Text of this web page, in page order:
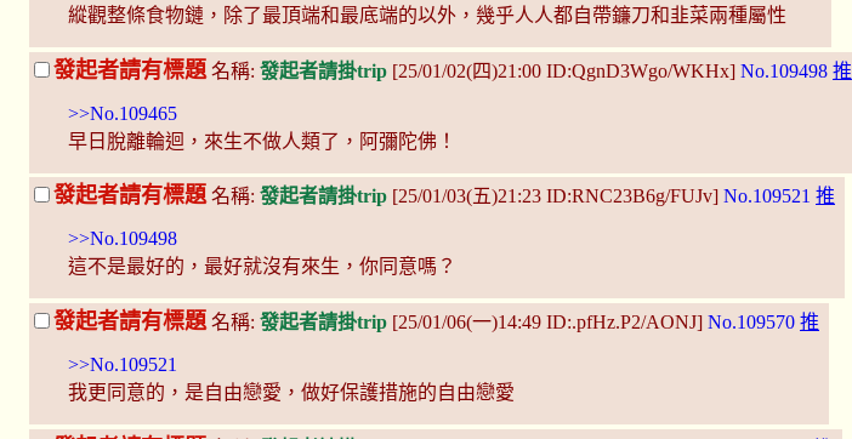
縱觀整條食物鏈，除了最頂端和最底端的以外，幾乎人人都自帶鐮刀和韭菜兩種屬性
發起者請有標題 名稱: 發起者請掛trip [25/01/02(四)21:00 ID:QgnD3Wgo/WKHx] No.109498 推
>>No.109465
早日脫離輪迴，來生不做人類了，阿彌陀佛！
發起者請有標題名稱: 發起者請掛trip [25/01/03(五)21:23 ID:RNC23B6g/FUJv] No.109521 推
>>No.109498
這不是最好的，最好就沒有來生，你同意嗎？
發起者請有標題 名稱: 發起者請掛trip [25/01/06(一)14:49 ID:.pfHz.P2/AONJ] No.109570 推
>>No.109521
我更同意的，是自由戀愛，做好保護措施的自由戀愛